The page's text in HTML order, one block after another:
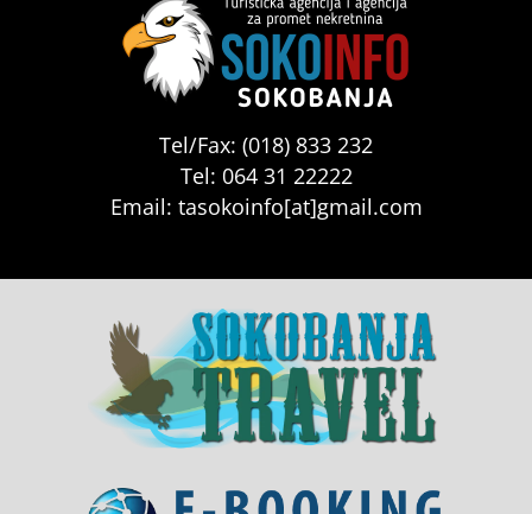
Tel/Fax: (018) 833 232
Tel: 064 31 22222
Email: tasokoinfo[at]gmail.com